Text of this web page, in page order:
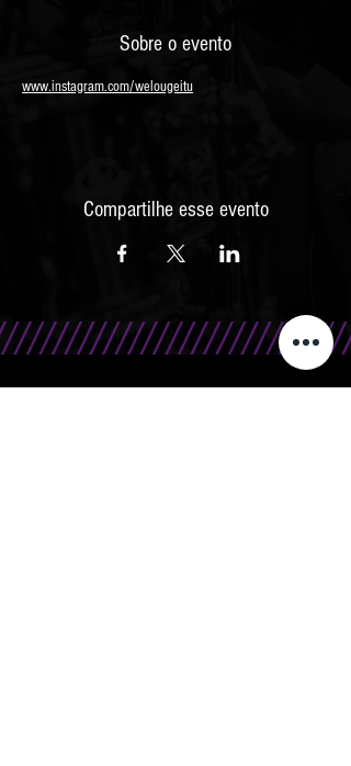
Sobre o evento
www.instagram.com/welougeitu
Compartilhe esse evento